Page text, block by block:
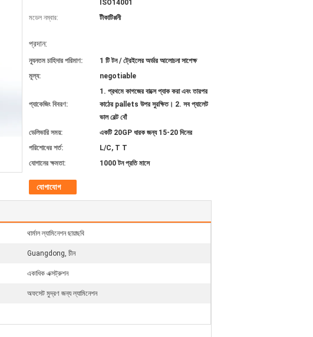
ISO14001
মডেল নম্বার:
টীকাটিপ্পনী
প্রদান:
ন্যূনতম চাহিদার পরিমাণ:
1 টি টন / ট্রেইলের অর্ডার আলোচনা সাপেক্ষ
মূল্য:
negotiable
প্যাকেজিং বিবরণ:
1. প্রথমে কাগজের বাক্সে প্যাক করা এবং তারপর
কাঠের pallets উপর সুরক্ষিত। 2. সব প্যালেট
ভাল বেল্ট বোঁ
ডেলিভারি সময়:
একটি 20GP ধারক জন্য 15-20 দিনের
পরিশোধের শর্ত:
L/C, T T
যোগানের ক্ষমতা:
1000 টন প্রতি মাসে
যোগাযোগ
থার্মাল ল্যামিনেশন ছায়াছবি
Guangdong, চীন
একাধিক এক্সট্রুশন
অফসেট মুদ্রণ জন্য ল্যামিনেশন